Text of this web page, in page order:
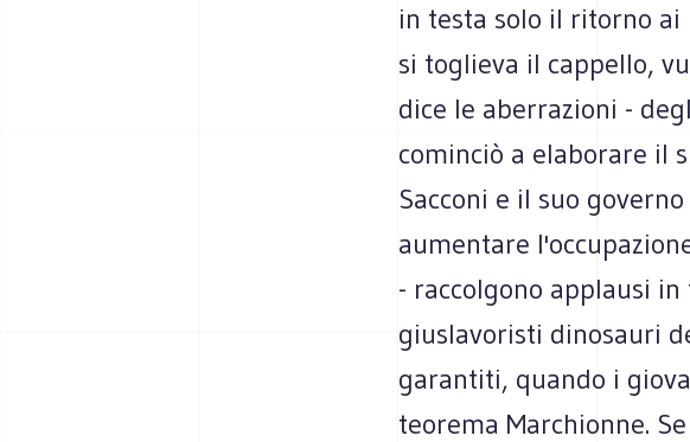
in testa solo il ritorno
si toglieva il cappello,
dice le aberrazioni -
cominciò a elaborare il
Sacconi e il suo
aumentare
- raccolgono applausi
giuslavoristi dinosauri
garantiti, quando i
teorema Marchionne.